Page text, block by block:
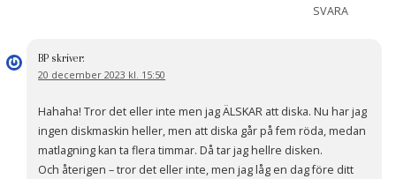
SVARA
BP skriver:
20 december 2023 kl. 15:50
Hahaha! Tror det eller inte men jag ÄLSKAR att diska. Nu har jag
ingen diskmaskin heller, men att diska går på fem röda, medan
matlagning kan ta flera timmar. Då tar jag hellre disken.
Och återigen – tror det eller inte, men jag låg en dag före ditt